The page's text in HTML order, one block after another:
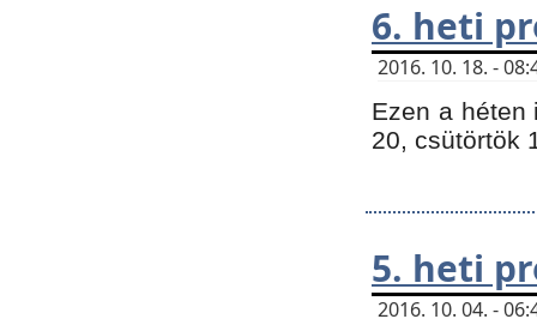
6. heti
2016. 10. 18. -
Ezen a héten
20, csütörtök
5. heti
2016. 10. 04. -